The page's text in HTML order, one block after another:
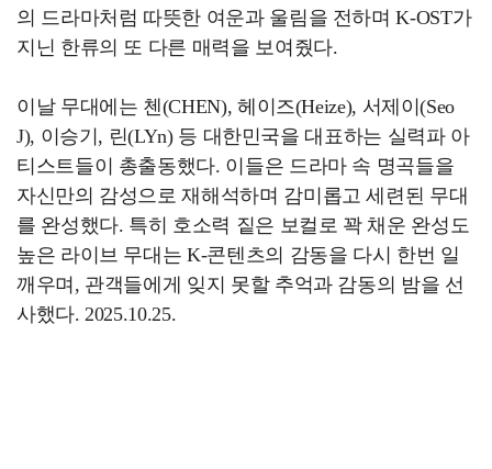
의 드라마처럼 따뜻한 여운과 울림을 전하며 K-OST가
지닌 한류의 또 다른 매력을 보여줬다.
이날 무대에는 첸(CHEN), 헤이즈(Heize), 서제이(Seo
J), 이승기, 린(LYn) 등 대한민국을 대표하는 실력파 아
티스트들이 총출동했다. 이들은 드라마 속 명곡들을
자신만의 감성으로 재해석하며 감미롭고 세련된 무대
를 완성했다. 특히 호소력 짙은 보컬로 꽉 채운 완성도
높은 라이브 무대는 K-콘텐츠의 감동을 다시 한번 일
깨우며, 관객들에게 잊지 못할 추억과 감동의 밤을 선
사했다. 2025.10.25.